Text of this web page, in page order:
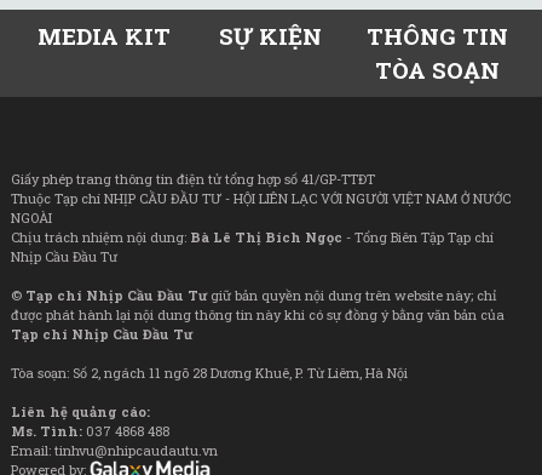
MEDIA KIT SỰ KIỆN
THÔNG TIN
TÒA SOẠN
Giấy phép trang thông tin điện tử tổng hợp số 41/GP-TTĐT
Thuộc Tạp chí NHỊP CẦU ĐẦU TƯ - HỘI LIÊN LẠC VỚI NGƯỜI VIỆT NAM Ở NƯỚC
NGOÀI
Chịu trách nhiệm nội dung: Bà Lê Thị Bích Ngọc - Tổng Biên Tập Tạp chí
Nhịp Cầu Đầu Tư
© Tạp chí Nhịp Cầu Đầu Tưgiữ bản quyền nội dung trên website này; chỉ
được phát hành lại nội dung thông tin này khi có sự đồng ý bằng văn bản của
Tạp chí Nhịp Cầu Đầu Tư
Tòa soạn: Số 2, ngách 11 ngõ 28 Dương Khuê, P. Từ Liêm, Hà Nội
Liên hệ quảng cáo:
Ms. Tình: 037 4868 488
Email: tinhvu@nhipcaudautu.vn
Powered by: